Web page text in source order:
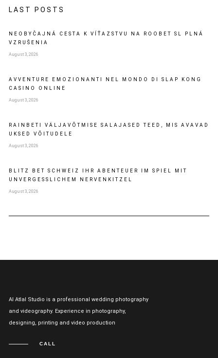
LAST POSTS
NEOBYČAJNÁ CESTA K VÍŤAZSTVU NA ROOBET SL PLNÁ
VZRUŠENIA
August 3, 2026
AVVENTURE EMOZIONANTI NEL MONDO DI SLAP KONG
CASINO ONLINE
August 3, 2026
RAINBETI VÄLJAVÕTMISE SALAJASED TEED, MIS AVAVAD
UKSED VÕITUDELE
August 3, 2026
BLITZ BET SCHWEIZ IHR ABENTEUER IM SPIEL MIT
UNVERGESSLICHEM NERVENKITZEL
August 3, 2026
Al Atlal Studio is a professional wedding photography
and videography. Experience in photography,
designing, printing and video production
CALL